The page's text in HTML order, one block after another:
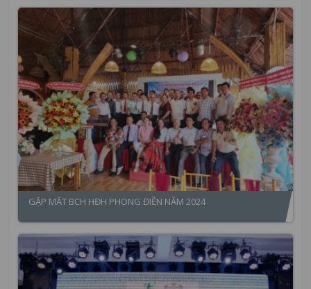
GẶP MẶT BCH HĐH PHONG ĐIỀN NĂM 2024